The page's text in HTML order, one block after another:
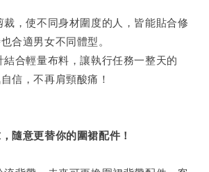
裁，使不同身材圍度的人，皆能貼合修
合適男女不同體型。
結合輕量布料，讓執行任務一整天的
信，不再肩頸酸痛！
隨意更替你的圍裙配件！